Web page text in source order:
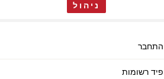
ניהול
התחבר
פיד רשומות